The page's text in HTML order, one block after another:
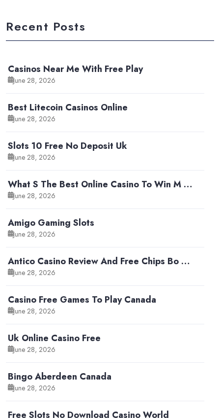
Recent Posts
Casinos Near Me With Free Play
June 28, 2026
Best Litecoin Casinos Online
June 28, 2026
Slots 10 Free No Deposit Uk
June 28, 2026
What S The Best Online Casino To Win M …
June 28, 2026
Amigo Gaming Slots
June 28, 2026
Antico Casino Review And Free Chips Bo …
June 28, 2026
Casino Free Games To Play Canada
June 28, 2026
Uk Online Casino Free
June 28, 2026
Bingo Aberdeen Canada
June 28, 2026
Free Slots No Download Casino World